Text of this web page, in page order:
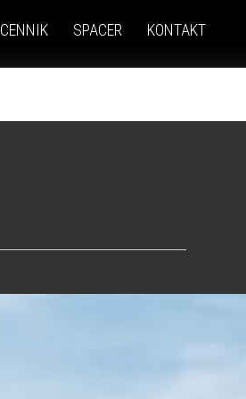
CENNIK SPACER KONTAKT